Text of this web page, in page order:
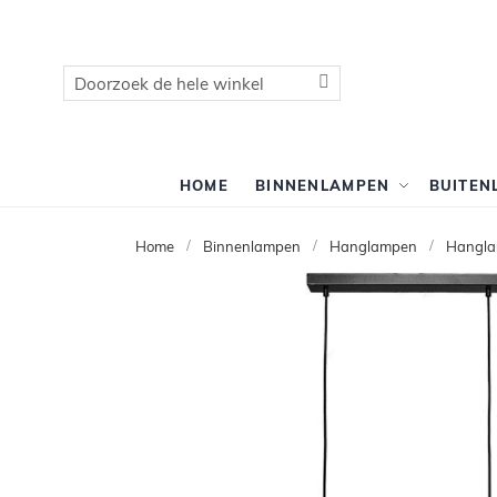
Zoek
HOME BINNENLAMPEN
Home Binnenlampen Hanglampen